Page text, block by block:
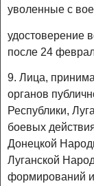
уволенные с
удостоверение
после 24
9. Лица,
органов
Республики,
боевых
Донецкой
Луганской
формирований